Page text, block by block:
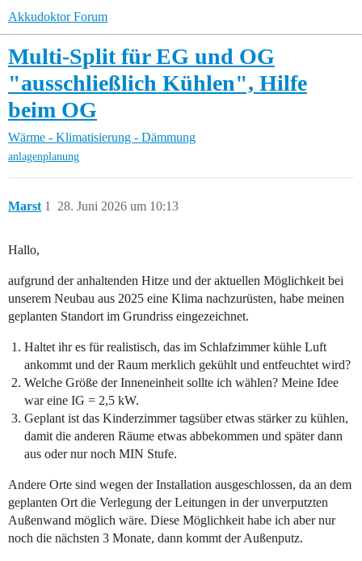
Akkudoktor Forum
Multi-Split für EG und OG
"ausschließlich Kühlen", Hilfe
beim OG
Wärme - Klimatisierung - Dämmung
anlagenplanung
Marst 28. Juni 2026 um 10:13
1
Hallo,
aufgrund der anhaltenden Hitze und der aktuellen Möglichkeit bei
unserem Neubau aus 2025 eine Klima nachzurüsten, habe meinen
geplanten Standort im Grundriss eingezeichnet.
Haltet ihr es für realistisch, das im Schlafzimmer kühle Luft
ankommt und der Raum merklich gekühlt und entfeuchtet wird?
Welche Größe der Inneneinheit sollte ich wählen? Meine Idee
war eine IG = 2,5 kW.
Geplant ist das Kinderzimmer tagsüber etwas stärker zu kühlen,
damit die anderen Räume etwas abbekommen und später dann
aus oder nur noch MIN Stufe.
Andere Orte sind wegen der Installation ausgeschlossen, da an dem
geplanten Ort die Verlegung der Leitungen in der unverputzten
Außenwand möglich wäre. Diese Möglichkeit habe ich aber nur
noch die nächsten 3 Monate, dann kommt der Außenputz.